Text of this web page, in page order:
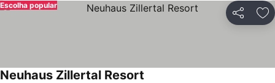
Partilhar
Escolha popular
Neuhaus Zillertal Resort